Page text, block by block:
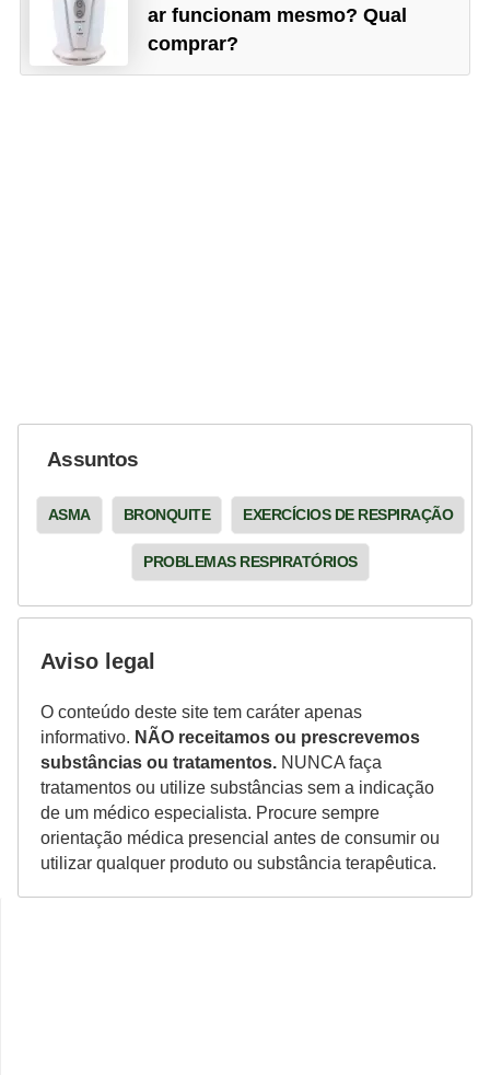
ar funcionam mesmo? Qual
comprar?
Assuntos
ASMA BRONQUITE EXERCÍCIOS DE RESPIRAÇÃO
PROBLEMAS RESPIRATÓRIOS
Aviso legal
O conteúdo deste site tem caráter apenas
informativo. NÃO receitamos ou prescrevemos
substâncias ou tratamentos. NUNCA faça
tratamentos ou utilize substâncias sem a indicação
de um médico especialista. Procure sempre
orientação médica presencial antes de consumir ou
utilizar qualquer produto ou substância terapêutica.